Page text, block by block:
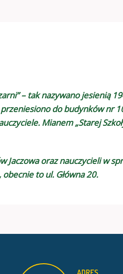
– tak nazywano jesienią
do budynków nr
Mianem „Starej
Jaczowa oraz nauczycieli w
obecnie to ul. Główna 20.